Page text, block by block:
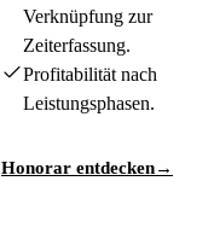
Verknüpfung zur
Zeiterfassung.
Profitabilität nach
Leistungsphasen.
Honorar entdecken→